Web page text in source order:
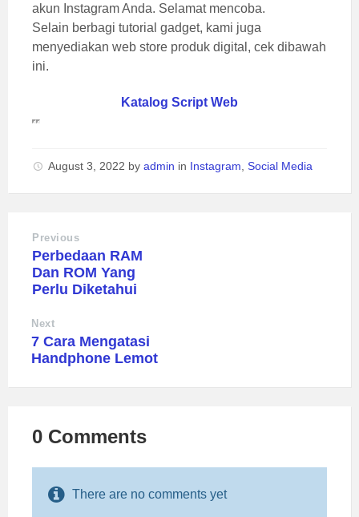
akun Instagram Anda. Selamat mencoba.
Selain berbagi tutorial gadget, kami juga
menyediakan web store produk digital, cek dibawah
ini.
Katalog Script Web
August 3, 2022 by admin in Instagram Social Media
Previous
Perbedaan RAM
Dan ROM Yang
Perlu Diketahui
Next
7 Cara Mengatasi
Handphone Lemot
0 Comments
There are no comments yet